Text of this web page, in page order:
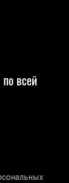
всей